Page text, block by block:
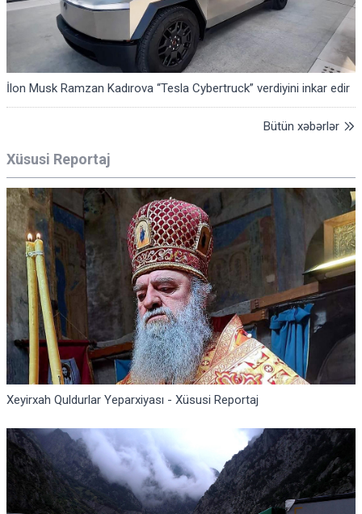
İlon Musk Ramzan Kadırova “Tesla Cybertruck” verdiyini inkar edir
Bütün xəbərlər
Xüsusi Reportaj
Xeyirxah Quldurlar Yeparxiyası - Xüsusi Reportaj